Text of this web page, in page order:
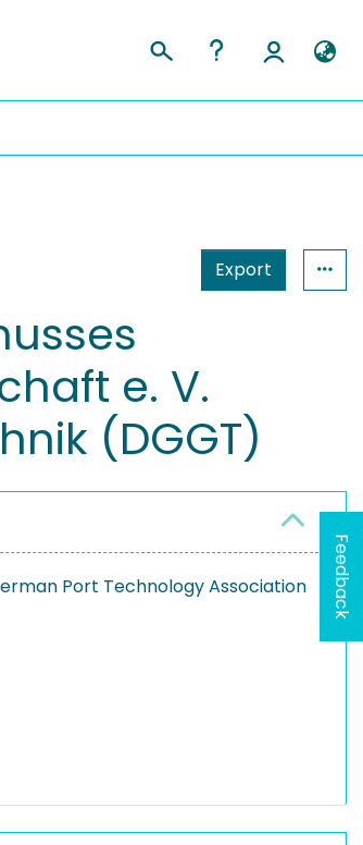
Export
e. V.
(DGGT)
Port Technology Association
Feedback